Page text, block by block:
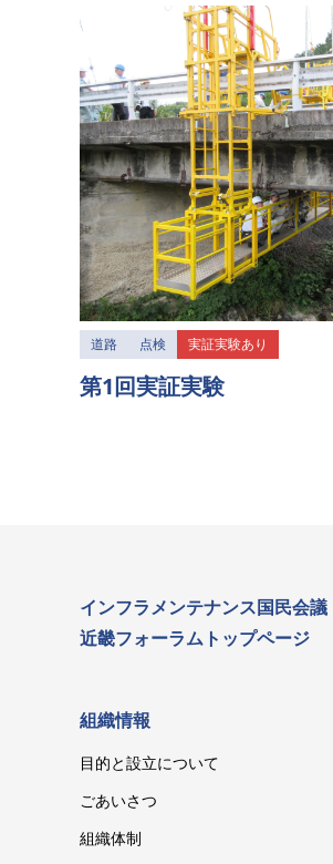
道路 点検 実証実験あり
第1回実証実験
インフラメンテナンス国民会議
近畿フォーラムトップページ
組織情報
目的と設立について
ごあいさつ
組織体制